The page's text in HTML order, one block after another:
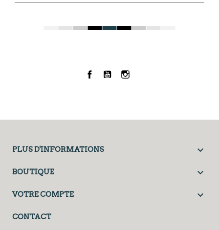
Facebook
YouTubeInstagram
PLUS D'INFORMATIONS 
BOUTIQUE 
VOTRE COMPTE 
CONTACT